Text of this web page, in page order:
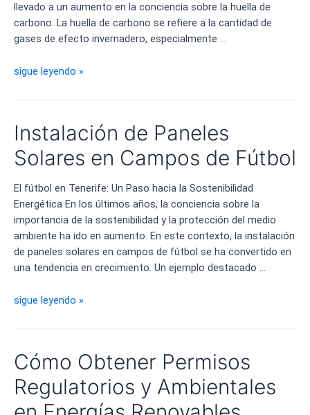
llevado a un aumento en la conciencia sobre la huella de
carbono. La huella de carbono se refiere a la cantidad de
gases de efecto invernadero, especialmente …
Compensar
Huella
Carbono
y
Promover
la
Sostenibilidad
sigue leyendo »
Instalación de Paneles
Solares en Campos de Fútbol
El fútbol en Tenerife: Un Paso hacia la Sostenibilidad
Energética En los últimos años, la conciencia sobre la
importancia de la sostenibilidad y la protección del medio
ambiente ha ido en aumento. En este contexto, la instalación
de paneles solares en campos de fútbol se ha convertido en
una tendencia en crecimiento. Un ejemplo destacado …
Instalación
Paneles
en
Campos
de
Fútbol
sigue leyendo »
Cómo Obtener Permisos
Regulatorios y Ambientales